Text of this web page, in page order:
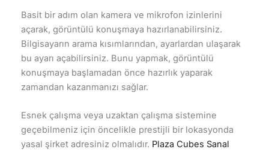
Basit bir adım olan kamera ve mikrofon izinlerini
açarak, görüntülü konuşmaya hazırlanabilirsiniz.
Bilgisayarın arama kısımlarından, ayarlardan ulaşarak
bu ayarı açabilirsiniz. Bunu yapmak, görüntülü
konuşmaya başlamadan önce hazırlık yaparak
zamandan kazanmanızı sağlar.
Esnek çalışma veya uzaktan çalışma sistemine
geçebilmeniz için öncelikle prestijli bir lokasyonda
yasal şirket adresiniz olmalıdır. Plaza Cubes Sanal